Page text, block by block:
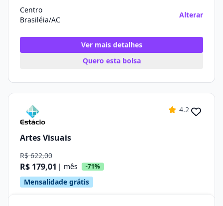
Centro
Brasiléia/AC
Alterar
Ver mais detalhes
Quero esta bolsa
4.2
Artes Visuais
R$ 622,00
R$ 179,01 | mês -71%
Mensalidade grátis